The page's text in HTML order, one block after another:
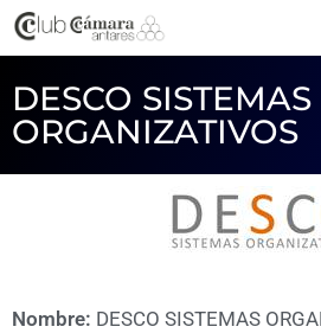
INICIO
DESCO SISTEMAS
ORGANIZATIVOS
Nombre: DESCO SISTEMAS